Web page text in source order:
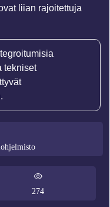
liian rajoitettuja
tekniset
274